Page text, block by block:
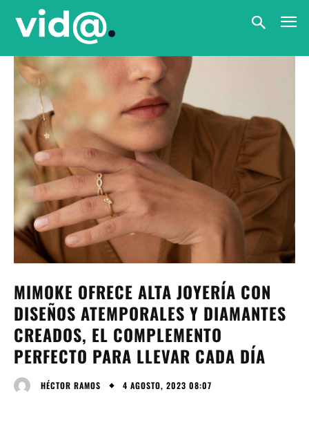
MIMOKE OFRECE ALTA JOYERÍA CON
DISEÑOS ATEMPORALES Y DIAMANTES
CREADOS, EL COMPLEMENTO
PERFECTO PARA LLEVAR CADA DÍA
HÉCTOR RAMOS 4 AGOSTO, 2023 08:07